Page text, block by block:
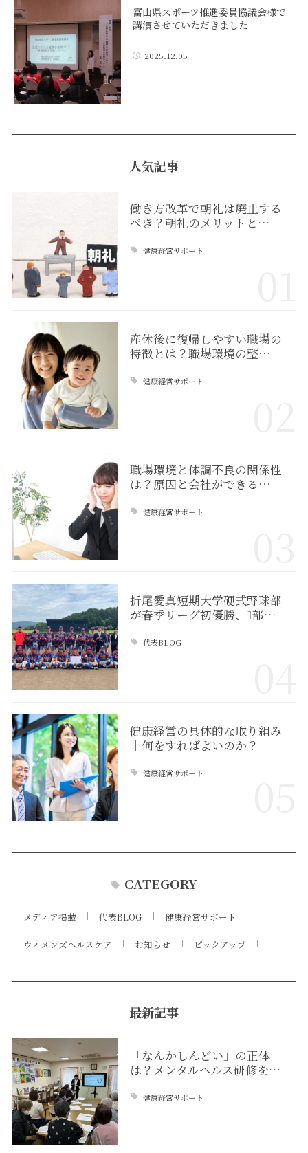
富山県スポーツ推進委員協議会様で
講演させていただきました
2025.12.05
人気記事
働き方改革で朝礼は廃止する
べき？朝礼のメリットと…
健康経営サポート
産休後に復帰しやすい職場の
特徴とは？職場環境の整…
健康経営サポート
職場環境と体調不良の関係性
は？原因と会社ができる…
健康経営サポート
折尾愛真短期大学硬式野球部
が春季リーグ初優勝、1部…
代表BLOG
健康経営の具体的な取り組み
｜何をすればよいのか？
健康経営サポート
CATEGORY
メディア掲載 代表BLOG 健康経営サポート
ウィメンズヘルスケア お知らせ ピックアップ
最新記事
「なんかしんどい」の正体
は？メンタルヘルス研修を…
健康経営サポート